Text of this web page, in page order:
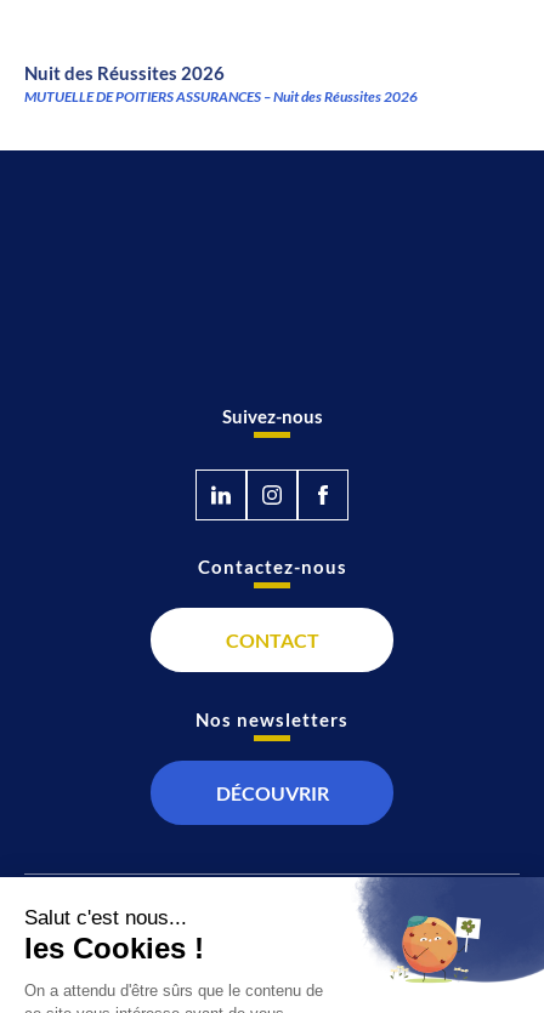
Nuit des Réussites 2026
MUTUELLE DE POITIERS ASSURANCES – Nuit des Réussites 2026
Suivez-nous
JT
À propos de nous
Contactez-nous
CONTACT
Nos newsletters
DÉCOUVRIR